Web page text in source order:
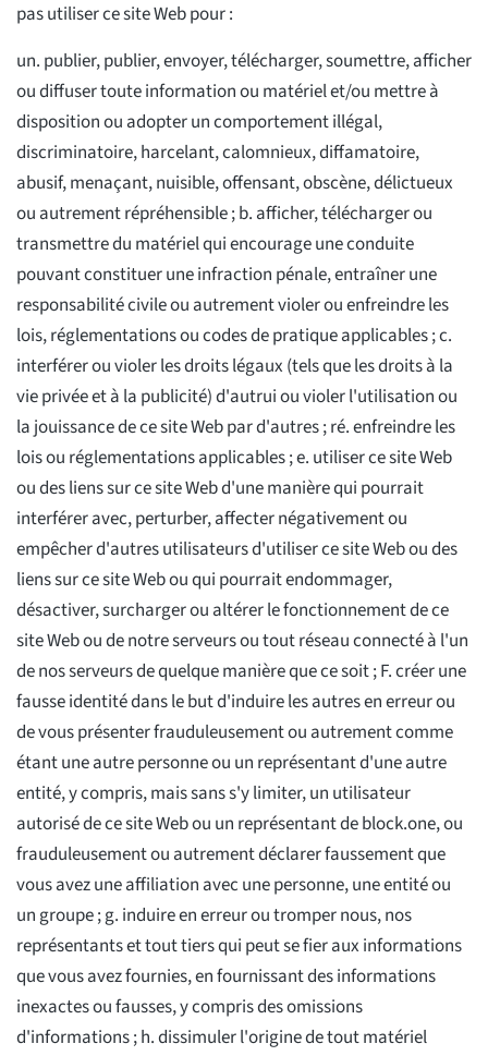
pas utiliser ce site Web pour :
un. publier, publier, envoyer, télécharger, soumettre, afficher
ou diffuser toute information ou matériel et/ou mettre à
disposition ou adopter un comportement illégal,
discriminatoire, harcelant, calomnieux, diffamatoire,
abusif, menaçant, nuisible, offensant, obscène, délictueux
ou autrement répréhensible ; b. afficher, télécharger ou
transmettre du matériel qui encourage une conduite
pouvant constituer une infraction pénale, entraîner une
responsabilité civile ou autrement violer ou enfreindre les
lois, réglementations ou codes de pratique applicables ; c.
interférer ou violer les droits légaux (tels que les droits à la
vie privée et à la publicité) d'autrui ou violer l'utilisation ou
la jouissance de ce site Web par d'autres ; ré. enfreindre les
lois ou réglementations applicables ; e. utiliser ce site Web
ou des liens sur ce site Web d'une manière qui pourrait
interférer avec, perturber, affecter négativement ou
empêcher d'autres utilisateurs d'utiliser ce site Web ou des
liens sur ce site Web ou qui pourrait endommager,
désactiver, surcharger ou altérer le fonctionnement de ce
site Web ou de notre serveurs ou tout réseau connecté à l'un
de nos serveurs de quelque manière que ce soit ; F. créer une
fausse identité dans le but d'induire les autres en erreur ou
de vous présenter frauduleusement ou autrement comme
étant une autre personne ou un représentant d'une autre
entité, y compris, mais sans s'y limiter, un utilisateur
autorisé de ce site Web ou un représentant de block.one, ou
frauduleusement ou autrement déclarer faussement que
vous avez une affiliation avec une personne, une entité ou
un groupe ; g. induire en erreur ou tromper nous, nos
représentants et tout tiers qui peut se fier aux informations
que vous avez fournies, en fournissant des informations
inexactes ou fausses, y compris des omissions
d'informations ; h. dissimuler l'origine de tout matériel